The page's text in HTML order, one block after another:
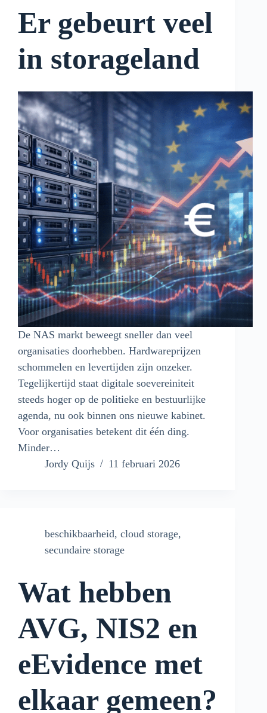
Er gebeurt veel
in storageland
De NAS markt beweegt sneller dan veel
organisaties doorhebben. Hardwareprijzen
schommelen en levertijden zijn onzeker.
Tegelijkertijd staat digitale soevereiniteit
steeds hoger op de politieke en bestuurlijke
agenda, nu ook binnen ons nieuwe kabinet.
Voor organisaties betekent dit één ding.
Minder…
Jordy Quijs
11 februari 2026
beschikbaarheid, cloud storage,
secundaire storage
Wat hebben
AVG, NIS2 en
eEvidence met
elkaar gemeen?